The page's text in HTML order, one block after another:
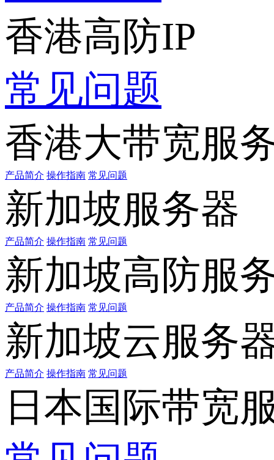
香港高防IP
常见问题
香港大带宽服
产品简介 操作指南 常见问题
新加坡服务器
产品简介 操作指南 常见问题
新加坡高防服
产品简介 操作指南 常见问题
新加坡云服务
产品简介 操作指南 常见问题
日本国际带宽